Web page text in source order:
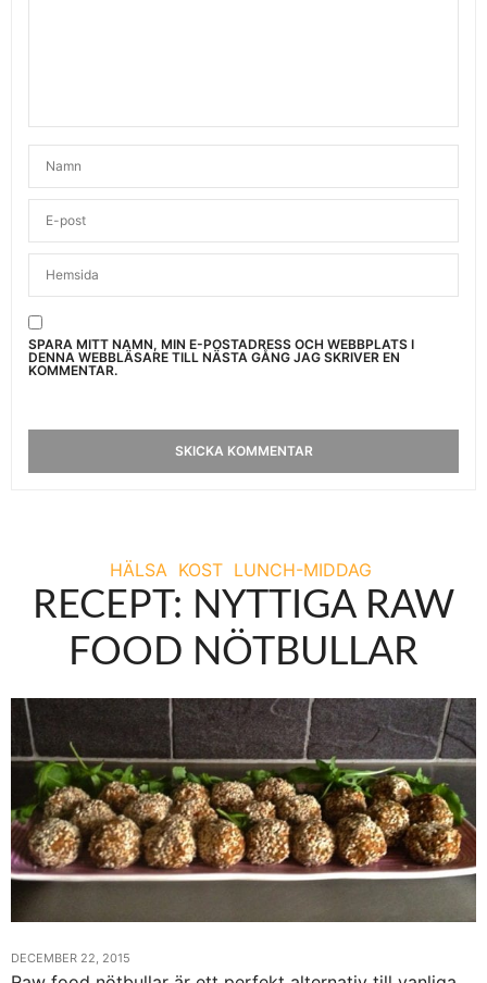
SPARA MITT NAMN, MIN E-POSTADRESS OCH WEBBPLATS I
DENNA WEBBLÄSARE TILL NÄSTA GÅNG JAG SKRIVER EN
KOMMENTAR.
HÄLSA KOST LUNCH-MIDDAG
RECEPT: NYTTIGA RAW
FOOD NÖTBULLAR
DECEMBER 22, 2015